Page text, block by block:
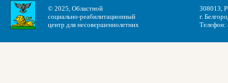
© 2025, Областной
социально-реабилитационный
центр для несовершеннолетних
308013,
г.